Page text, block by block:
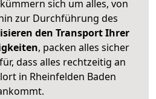
sich um alles, von
zur Durchführung des
den Transport Ihrer
, packen alles sicher
dass alles rechtzeitig an
in Rheinfelden Baden